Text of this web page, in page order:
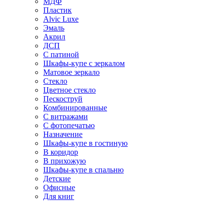
Пластик
Alvic Luxe
Эмаль
Акрил
ДСП
С патиной
Шкафы-купе с зеркалом
Матовое зеркало
Стекло
Цветное стекло
Пескоструй
Комбинированные
С витражами
С фотопечатью
Назначение
Шкафы-купе в гостиную
В коридор
В прихожую
Шкафы-купе в спальню
Детские
Офисные
Для книг